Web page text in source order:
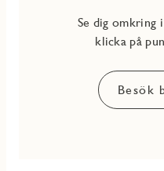
Se dig omkring
klicka på
Besök